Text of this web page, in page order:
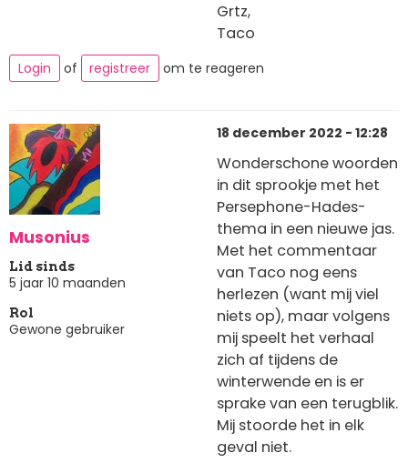
Grtz,
Taco
Login of registreer om te reageren
Musonius
Lid sinds
5 jaar 10 maanden
Rol
Gewone gebruiker
18 december 2022 - 12:28
Wonderschone woorden
in dit sprookje met het
Persephone-Hades-
thema in een nieuwe jas.
Met het commentaar
van Taco nog eens
herlezen (want mij viel
niets op), maar volgens
mij speelt het verhaal
zich af tijdens de
winterwende en is er
sprake van een terugblik.
Mij stoorde het in elk
geval niet.